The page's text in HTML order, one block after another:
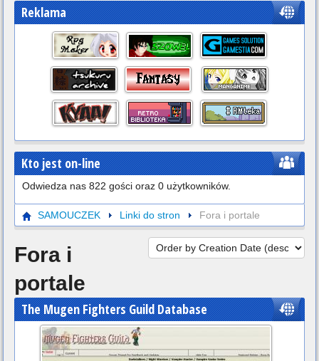
Reklama
Kto jest on-line
Odwiedza nas 822 gości oraz 0 użytkowników.
SAMOUCZEK Linki do stron Fora i portale
Fora i
portale
The Mugen Fighters Guild Database